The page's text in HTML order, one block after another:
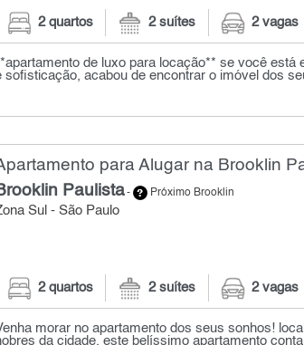
2 quartos 2 suítes 2 vagas
de luxo para locação** se você está
sofisticação, acabou de encontrar o imóvel dos
para Alugar na Brooklin
Paulista- Próximo Brooklin
Sul - São Paulo
2 quartos 2 suítes 2 vagas
morar no apartamento dos seus sonhos!
da cidade, este belíssimo apartamento